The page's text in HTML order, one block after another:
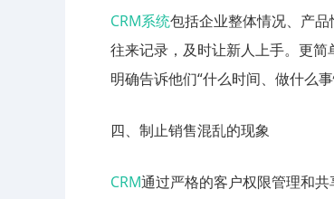
CRM系统包括企业整体情况、产
往来记录，及时让新人上手。更简
明确告诉他们“什么时间、做什么事
四、制止销售混乱的现象
CRM通过严格的客户权限管理和